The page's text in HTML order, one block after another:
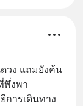
วง แถมยังค้น
พึ่งพา
การเดินทาง